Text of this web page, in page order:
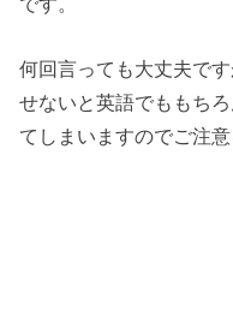
何回言っても大丈夫で
せないと英語でももち
てしまいますのでご注意